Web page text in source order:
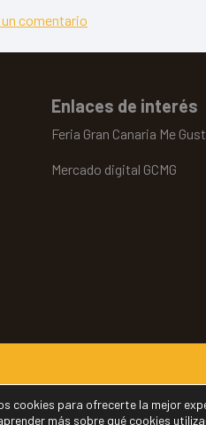
un comentario
Enlaces de interés
Feria Gran Canaria Me
Mercado digital GCMG
cookies para ofrecerte la mejor
más sobre qué cookies